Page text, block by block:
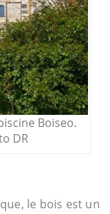
Boiseo.
DR
le bois est un